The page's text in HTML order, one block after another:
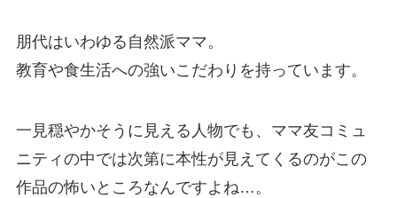
朋代はいわゆる自然派ママ。
教育や食生活への強いこだわりを持っています。
一見穏やかそうに見える人物でも、ママ友コミュ
ニティの中では次第に本性が見えてくるのがこの
作品の怖いところなんですよね…。